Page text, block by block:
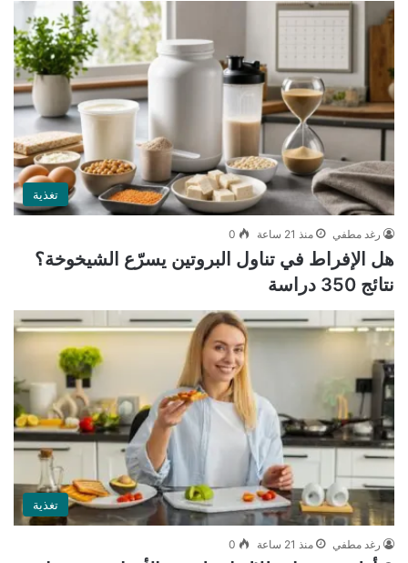
تغذية
رغد مطفي منذ 21 ساعة 0
هل الإفراط في تناول البروتين يسرّع الشيخوخة؟
نتائج 350 دراسة
تغذية
رغد مطفي منذ 21 ساعة 0